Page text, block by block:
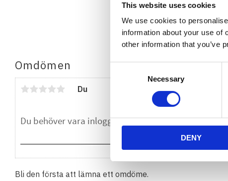
This website uses cookies
We use cookies to
information about your use of
other information that you’ve
Selection
Necessary
DENY
Omdömen
Du
Bli den första att lämna ett omdöme.